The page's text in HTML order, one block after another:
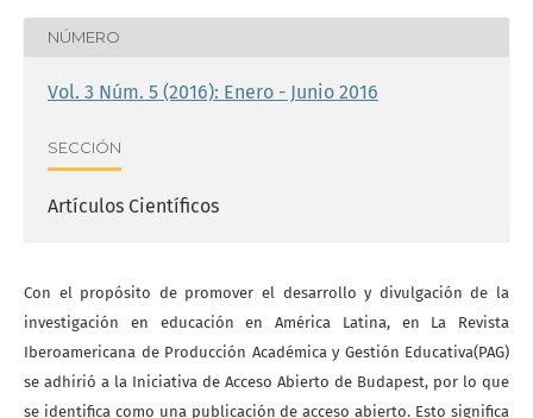
NÚMERO
Vol. 3 Núm. 5 (2016): Enero - Junio 2016
SECCIÓN
Artículos Científicos
Con el propósito de promover el desarrollo y divulgación de la
investigación en educación en América Latina, en La Revista
Iberoamericana de Producción Académica y Gestión Educativa(PAG)
se adhirió a la Iniciativa de Acceso Abierto de Budapest, por lo que
se identifica como una publicación de acceso abierto. Esto significa